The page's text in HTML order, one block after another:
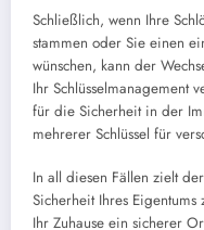
Schließlich, wenn Ihre
stammen oder Sie einen
wünschen, kann der
Ihr Schlüsselmanagement
für die Sicherheit in der
mehrerer Schlüssel für
In all diesen Fällen zielt
Sicherheit Ihres Eigentums
Ihr Zuhause ein sicherer